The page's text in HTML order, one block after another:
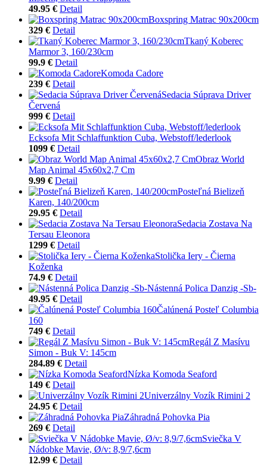
49.95 € Detail
Boxspring Matrac 90x200cm
329 € Detail
Tkaný Koberec
Marmor 3, 160/230cm
99.9 € Detail
Komoda Cadore
239 € Detail
Sedacia Súprava Driver
Červená
999 € Detail
Ecksofa Mit Schlaffunktion Cuba, Webstoff/lederlook
1099 € Detail
Obraz World
Map Animal 45x60x2,7 Cm
9.99 € Detail
Posteľná Bielizeň
Karen, 140/200cm
29.95 € Detail
Sedacia Zostava Na
Tersau Eleonora
1299 € Detail
Stolička Iery - Čierna
Koženka
74.9 € Detail
Nástenná Polica Danzig -Sb-
49.95 € Detail
Čalúnená Posteľ Columbia
160
749 € Detail
Regál Z Masívu
Simon - Buk V: 145cm
284.89 € Detail
Nízka Komoda Seaford
149 € Detail
Univerzálny Vozík Rimini 2
24.95 € Detail
Záhradná Pohovka Pia
269 € Detail
Sviečka V
Nádobke Mavie, Ø/v: 8,9/7,6cm
12.99 € Detail